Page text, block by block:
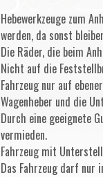
Hebewerkzeuge zum
werden, da sonst
Die Räder, die beim
Nicht auf die
Fahrzeug nur auf
Wagenheber und die
Durch eine geeignete
vermieden.
Fahrzeug mit
Das Fahrzeug darf nur